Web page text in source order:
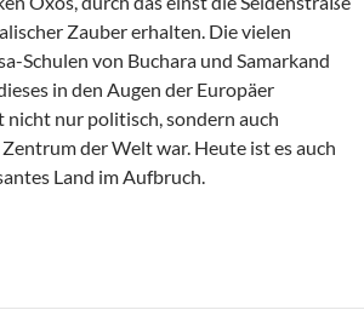
Zauber erhalten. Die vielen
Schulen von Buchara und Samarkand
in den Augen der Europäer
nicht nur politisch, sondern auch
der Welt war. Heute ist es auch
Land im Aufbruch.
in einem Land im Aufbruch